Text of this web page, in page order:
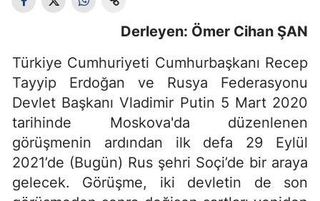
Derleyen: Ömer Cihan ŞAN
Türkiye Cumhuriyeti Cumhurbaşkanı Recep
Tayyip Erdoğan ve Rusya Federasyonu
Devlet Başkanı Vladimir Putin 5 Mart 2020
tarihinde Moskova'da düzenlenen
görüşmenin ardından ilk defa 29 Eylül
2021’de (Bugün) Rus şehri Soçi’de bir araya
gelecek. Görüşme, iki devletin de son